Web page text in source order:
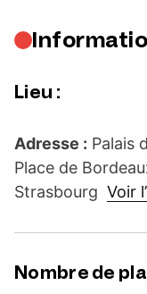
Lieu :
Adresse : Palais
Place de
Strasbourg Voir
Nombre de